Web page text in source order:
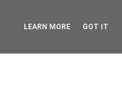
LEARN MORE GOT IT